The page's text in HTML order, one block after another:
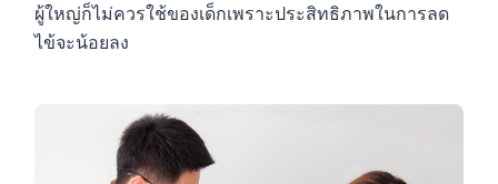
ผู้ใหญ่ก็ไม่ควรใช้ของเด็กเพราะประสิทธิภาพในการลด
ไข้จะน้อยลง